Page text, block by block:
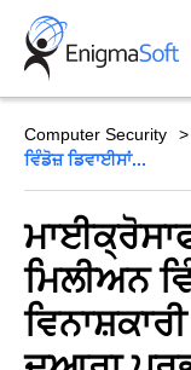
Skip
content
Computer Security
ਵਿੰਡੋਜ਼ ਡਿਵਾਈਸਾਂ...
ਮਿਲੀਅਨ